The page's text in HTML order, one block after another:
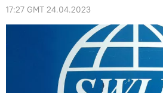
17:27 GMT 24.04.2023